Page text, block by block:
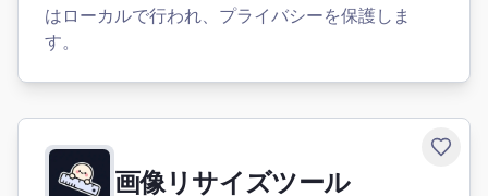
はローカルで行われ、プライバシーを保護しま
す。
画像リサイズツール